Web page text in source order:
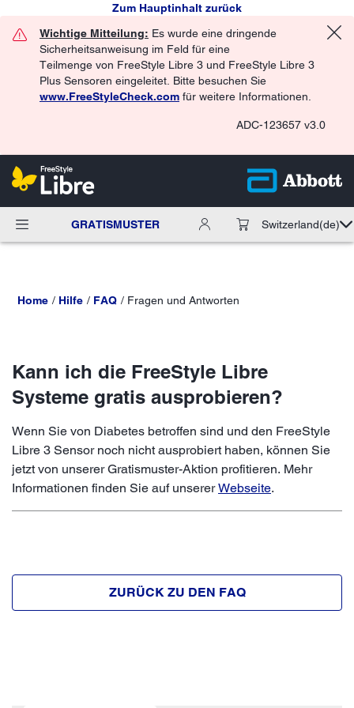
Zum Hauptinhalt zurück
Wichtige Mitteilung: Es wurde eine dringende
Sicherheitsanweisung im Feld für eine
Teilmenge von FreeStyle Libre 3 und FreeStyle Libre 3
Plus Sensoren eingeleitet. Bitte besuchen Sie
www.FreeStyleCheck.com für weitere Informationen.
ADC-123657 v3.0
GRATISMUSTER Switzerland(de)
Home Hilfe FAQ Fragen und Antworten
Kann ich die FreeStyle Libre
Systeme gratis ausprobieren?
Wenn Sie von Diabetes betroffen sind und den FreeStyle
Libre 3 Sensor noch nicht ausprobiert haben, können Sie
jetzt von unserer Gratismuster-Aktion profitieren. Mehr
Informationen finden Sie auf unsererWebseite.
ZURÜCK ZU DEN FAQ